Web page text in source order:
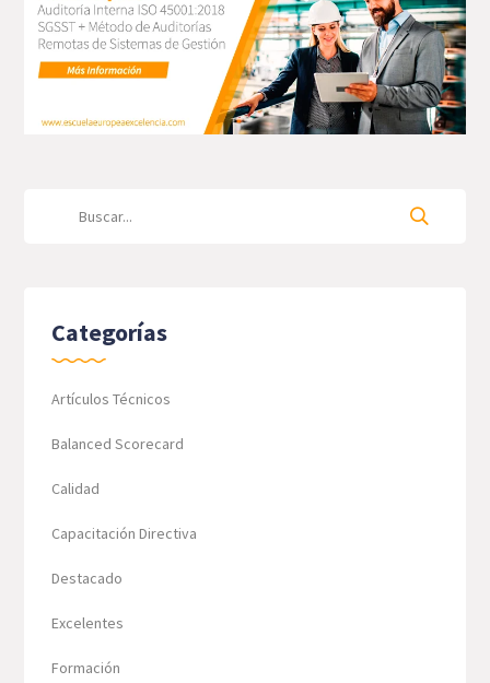
Categorías
Artículos Técnicos
Balanced Scorecard
Calidad
Capacitación Directiva
Destacado
Excelentes
Formación